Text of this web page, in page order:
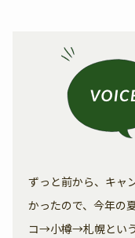
ずっと前から、キャ
かったので、今年の
コ→小樽→札幌とい